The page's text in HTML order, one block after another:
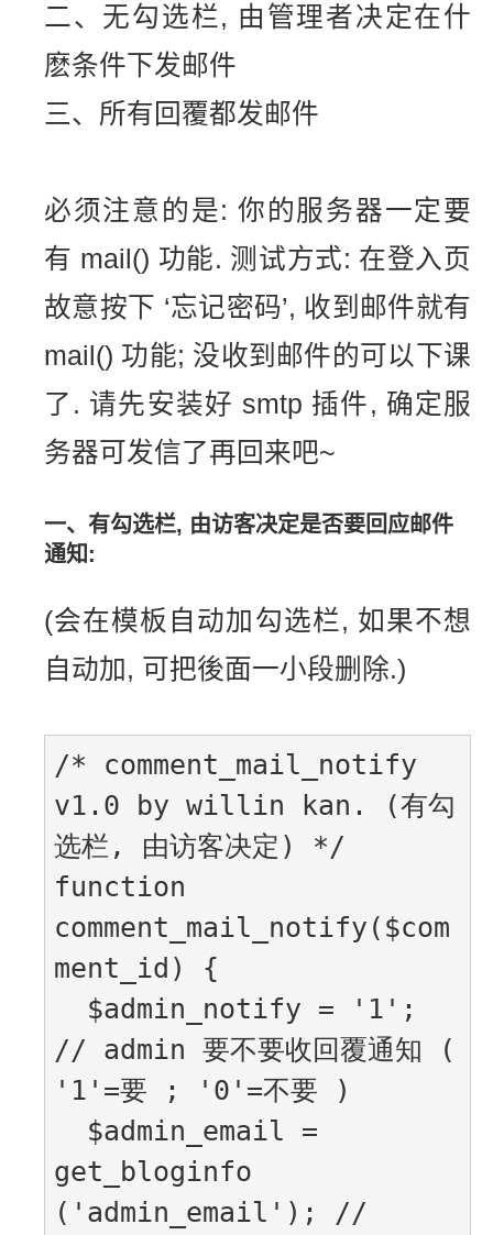
二、无勾选栏, 由管理者决定在什
麽条件下发邮件
三、所有回覆都发邮件
必须注意的是: 你的服务器一定要
有 mail() 功能. 测试方式: 在登入页
故意按下 ‘忘记密码’, 收到邮件就有
mail() 功能; 没收到邮件的可以下课
了. 请先安装好 smtp 插件, 确定服
务器可发信了再回来吧~
一、有勾选栏, 由访客决定是否要回应邮件
通知:
(会在模板自动加勾选栏, 如果不想
自动加, 可把後面一小段删除.)
/* comment_mail_notify
v1.0 by willin kan. (有勾
选栏, 由访客决定) */
function
comment_mail_notify($com
ment_id) {
// admin 要不要收回覆通知 (
'1'=要 ; '0'=不要 )
get_bloginfo
('admin_email'); //